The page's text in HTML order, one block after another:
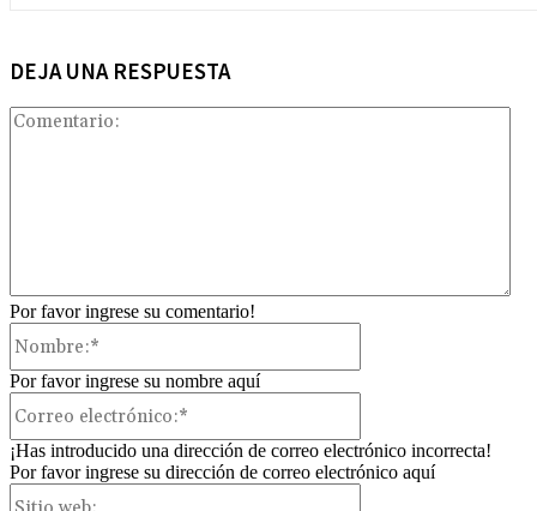
DEJA UNA RESPUESTA
Por favor ingrese su comentario!
Por favor ingrese su nombre aquí
¡Has introducido una dirección de correo electrónico incorrecta!
Por favor ingrese su dirección de correo electrónico aquí